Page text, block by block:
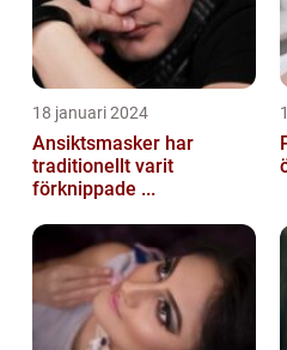
18 januari 2024
Ansiktsmasker har
traditionellt varit
förknippade ...